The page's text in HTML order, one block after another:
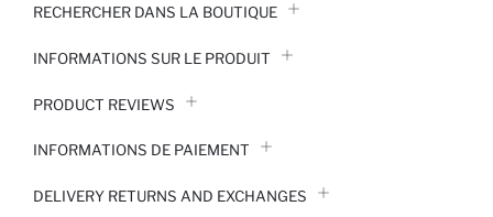
RECHERCHER DANS LA BOUTIQUE
INFORMATIONS SUR LE PRODUIT
PRODUCT REVIEWS
INFORMATIONS DE PAIEMENT
DELIVERY RETURNS AND EXCHANGES